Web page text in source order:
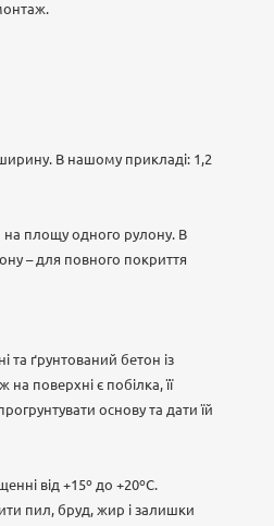
В нашому прикладі: 1,2
на площу одного рулону. В
– для повного покриття
та ґрунтований бетон із
поверхні є побілка, її
основу та дати їй
від +15º до +20ºС.
пил, бруд, жир і залишки